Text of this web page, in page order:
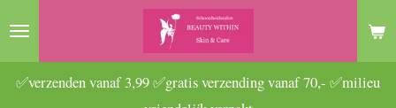
Ga
naar
✅verzenden vanaf 3,99 ✅gratis verzending vanaf 70,- ✅milieu